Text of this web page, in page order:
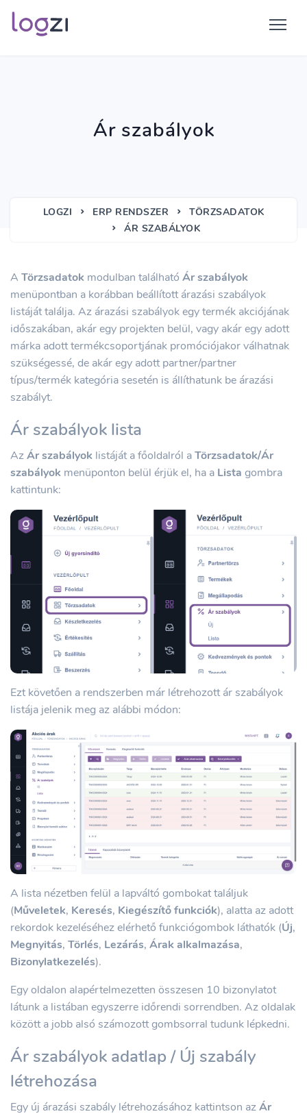
Ár szabályok
LOGZI ERP RENDSZER
TÖRZSADATOK
ÁR SZABÁLYOK
A Törzsadatok modulban található Ár szabályok
menüpontban a korábban beállított árazási szabályok
listáját találja. Az árazási szabályok egy termék akciójának
időszakában, akár egy projekten belül, vagy akár egy adott
márka adott termékcsoportjának promóciójakor válhatnak
szükségessé, de akár egy adott partner/partner
típus/termék kategória sesetén is állíthatunk be árazási
szabályt.
Ár szabályok lista
AzÁr szabályok listáját a főoldalról aTörzsadatok/Ár
szabályok menüponton belül érjük el, ha a Lista gombra
kattintunk:
Ezt követően a rendszerben már létrehozott ár szabályok
listája jelenik meg az alábbi módon:
A lista nézetben felül a lapváltó gombokat találjuk
(Műveletek, Keresés, Kiegészítő funkciók), alatta az adott
rekordok kezeléséhez elérhető funkciógombok láthatók (Új,
Megnyitás, Törlés, Lezárás, Árak alkalmazása,
Bizonylatkezelés).
Egy oldalon alapértelmezetten összesen 10 bizonylatot
látunk a listában egyszerre időrendi sorrendben. Az oldalak
között a jobb alsó számozott gombsorral tudunk lépkedni.
Ár szabályok adatlap / Új szabály
létrehozása
Egy új árazási szabály létrehozásához kattintson azÁr